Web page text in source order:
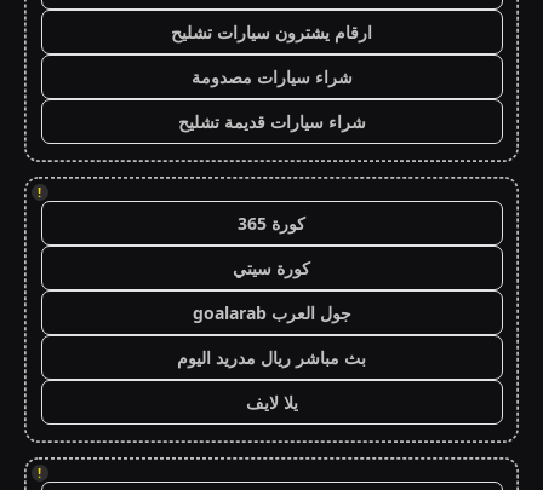
ارقام يشترون سيارات تشليح
شراء سيارات مصدومة
شراء سيارات قديمة تشليح
!
كورة 365
كورة سيتي
جول العرب goalarab
بث مباشر ريال مدريد اليوم
يلا لايف
!